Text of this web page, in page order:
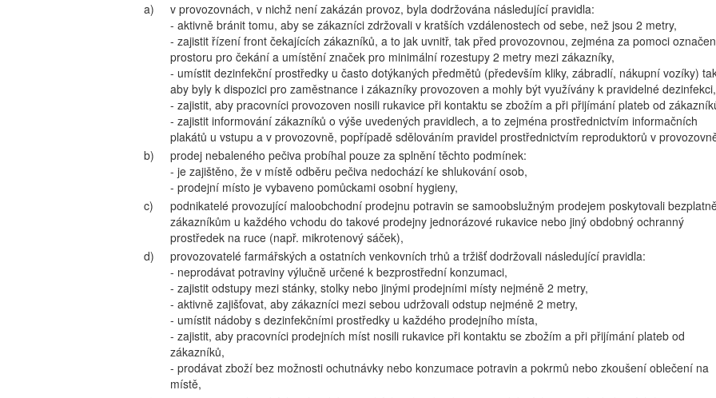
a)
v provozovnách, v nichž není zakázán provoz, byla dodržována následující pravidla:
- aktivně bránit tomu, aby se zákazníci zdržovali v kratších vzdálenostech od sebe, než jsou 2 metry,
- zajistit řízení front čekajících zákazníků, a to jak uvnitř, tak před provozovnou, zejména za pomoci
prostoru pro čekání a umístění značek pro minimální rozestupy 2 metry mezi zákazníky,
- umístit dezinfekční prostředky u často dotýkaných předmětů (především kliky, zábradlí, nákupní vozíky)
aby byly k dispozici pro zaměstnance i zákazníky provozoven a mohly být využívány k pravidelné dezinfekci,
- zajistit, aby pracovníci provozoven nosili rukavice při kontaktu se zbožím a při přijímání plateb od
- zajistit informování zákazníků o výše uvedených pravidlech, a to zejména prostřednictvím informačních
plakátů u vstupu a v provozovně, popřípadě sdělováním pravidel prostřednictvím reproduktorů v
b)
prodej nebaleného pečiva probíhal pouze za splnění těchto podmínek:
- je zajištěno, že v místě odběru pečiva nedochází ke shlukování osob,
- prodejní místo je vybaveno pomůckami osobní hygieny,
c)
podnikatelé provozující maloobchodní prodejnu potravin se samoobslužným prodejem poskytovali
zákazníkům u každého vchodu do takové prodejny jednorázové rukavice nebo jiný obdobný ochranný
prostředek na ruce (např. mikrotenový sáček),
d)
provozovatelé farmářských a ostatních venkovních trhů a tržišť dodržovali následující pravidla:
- neprodávat potraviny výlučně určené k bezprostřední konzumaci,
- zajistit odstupy mezi stánky, stolky nebo jinými prodejními místy nejméně 2 metry,
- aktivně zajišťovat, aby zákazníci mezi sebou udržovali odstup nejméně 2 metry,
- umístit nádoby s dezinfekčními prostředky u každého prodejního místa,
- zajistit, aby pracovníci prodejních míst nosili rukavice při kontaktu se zbožím a při přijímání plateb od
zákazníků,
- prodávat zboží bez možnosti ochutnávky nebo konzumace potravin a pokrmů nebo zkoušení oblečení na
místě,